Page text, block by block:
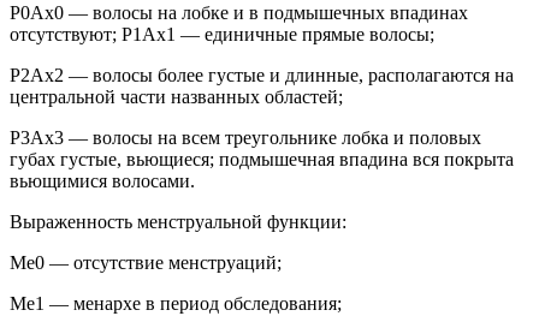
Р0Ах0 — волосы на лобке и в подмышечных впадинах
отсутствуют; P1Ax1 — единичные прямые волосы;
P2Ax2 — волосы более густые и длинные, располагаются на
центральной части названных областей;
Р3Ах3 — волосы на всем треугольнике лобка и половых
губах густые, вьющиеся; подмышечная впадина вся покрыта
вьющимися волосами.
Выраженность менструальной функции:
Ме0 — отсутствие менструаций;
Me1 — менархе в период обследования;